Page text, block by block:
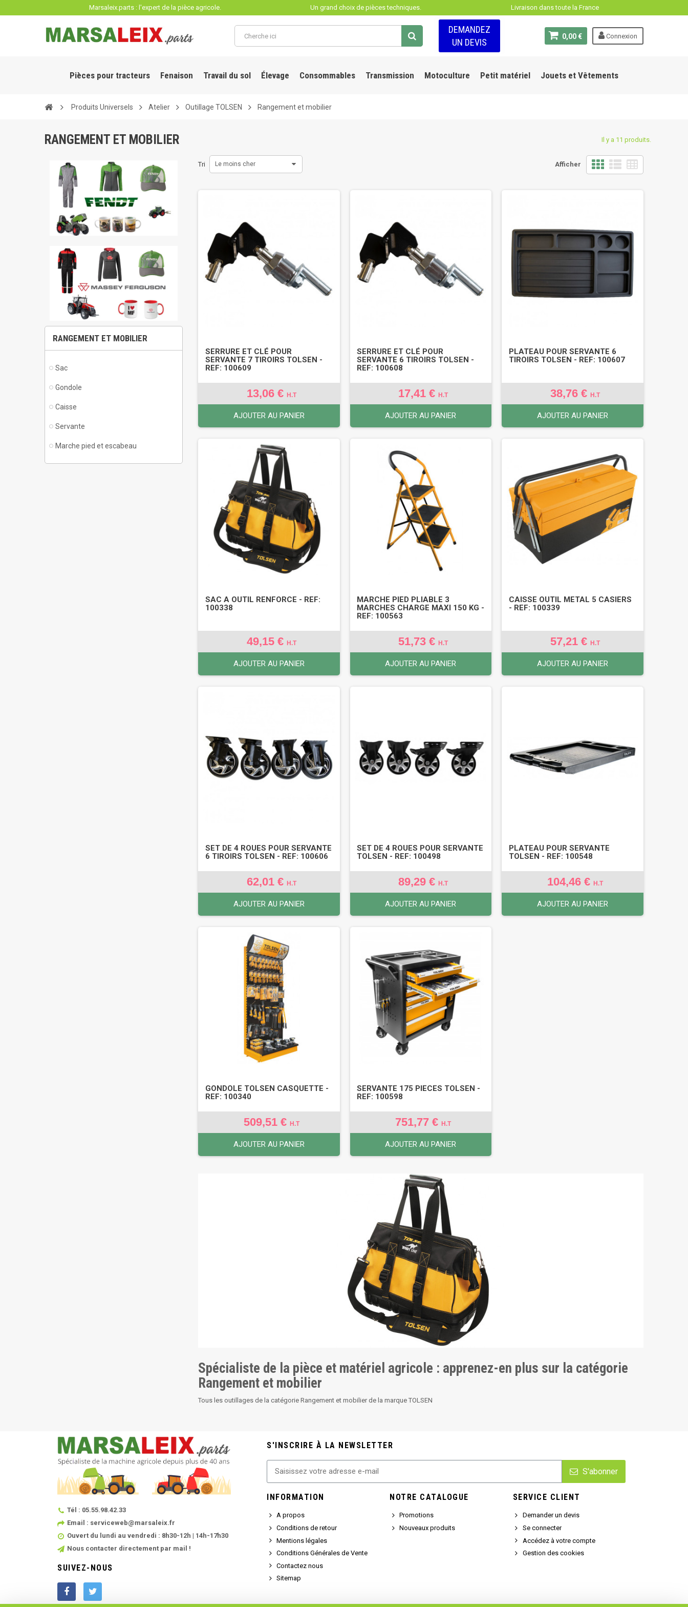
Marsaleix.parts : l'expert de la pièce agricole. Un grand choix de pièces techniques. Livraison dans toute la France
Connexion
0,00 €
DEMANDEZ
UN DEVIS
Pièces pour tracteurs Fenaison Travail du sol Élevage Consommables Transmission Motoculture Petit matériel Jouets et Vêtements
Produits Universels Atelier Outillage TOLSEN Rangement et mobilier
RANGEMENT ET MOBILIER Il y a 11 produits.
RANGEMENT ET MOBILIER
Sac
Gondole
Caisse
Servante
Marche pied et escabeau
Afficher
Tri Le moins cher
SERRURE ET CLÉ POUR
SERVANTE 7 TIROIRS TOLSEN -
REF: 100609
13,06 € H.T
AJOUTER AU PANIER
SERRURE ET CLÉ POUR
SERVANTE 6 TIROIRS TOLSEN -
REF: 100608
17,41 €H.T
AJOUTER AU PANIER
PLATEAU POUR SERVANTE 6
TIROIRS TOLSEN - REF: 100607
38,76 €H.T
AJOUTER AU PANIER
SAC A OUTIL RENFORCE - REF:
100338
49,15 € H.T
AJOUTER AU PANIER
MARCHE PIED PLIABLE 3
MARCHES CHARGE MAXI 150 KG -
REF: 100563
51,73 €H.T
AJOUTER AU PANIER
CAISSE OUTIL METAL 5 CASIERS
- REF: 100339
57,21 €H.T
AJOUTER AU PANIER
SET DE 4 ROUES POUR SERVANTE
6 TIROIRS TOLSEN - REF: 100606
62,01 € H.T
AJOUTER AU PANIER
SET DE 4 ROUES POUR SERVANTE
TOLSEN - REF: 100498
89,29 €H.T
AJOUTER AU PANIER
PLATEAU POUR SERVANTE
TOLSEN - REF: 100548
104,46 €H.T
AJOUTER AU PANIER
GONDOLE TOLSEN CASQUETTE -
REF: 100340
509,51 € H.T
AJOUTER AU PANIER
SERVANTE 175 PIECES TOLSEN -
REF: 100598
751,77 €H.T
AJOUTER AU PANIER
Spécialiste de la pièce et matériel agricole : apprenez-en plus sur la catégorie
Rangement et mobilier
Tous les outillages de la catégorie Rangement et mobilier de la marque TOLSEN
Tél : 05.55.98.42.33
Email : serviceweb@marsaleix.fr
Ouvert du lundi au vendredi : 8h30-12h | 14h-17h30
Nous contacter directement par mail !
SUIVEZ-NOUS
S'INSCRIRE À LA NEWSLETTER
S'abonner
INFORMATION
A propos
Conditions de retour
Mentions légales
Conditions Générales de Vente
Contactez nous
Sitemap
NOTRE CATALOGUE
Promotions
Nouveaux produits
SERVICE CLIENT
Demander un devis
Se connecter
Accédez à votre compte
Gestion des cookies
Panneau de gestion des cookies